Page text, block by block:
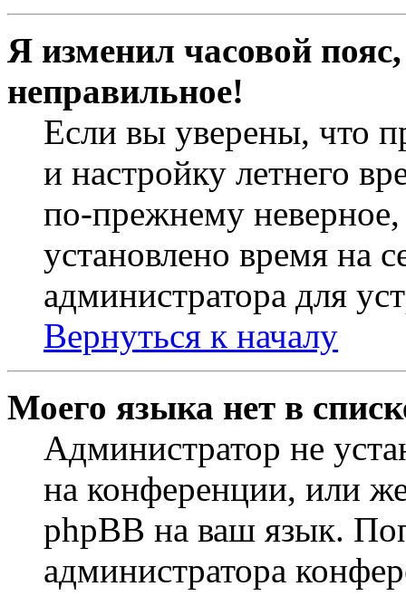
Я изменил часовой
неправильное!
Если вы уверены, что
и настройку летнего
по-прежнему неверное,
установлено время на
администратора для
Вернуться к началу
Моего языка нет в
Администратор не
на конференции, или
phpBB на ваш язык.
администратора